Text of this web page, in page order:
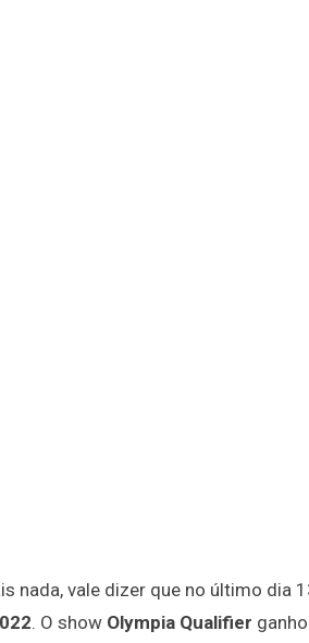
nada, vale dizer que no último dia
. O show Olympia Qualifier